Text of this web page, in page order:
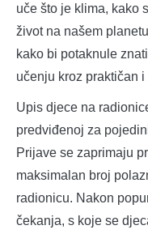
uče što je klima, kako
život na našem
kako bi potaknule
učenju kroz praktičan
Upis djece na
predviđenoj za
Prijave se zaprimaju
maksimalan broj
radionicu. Nakon
čekanja, s koje se